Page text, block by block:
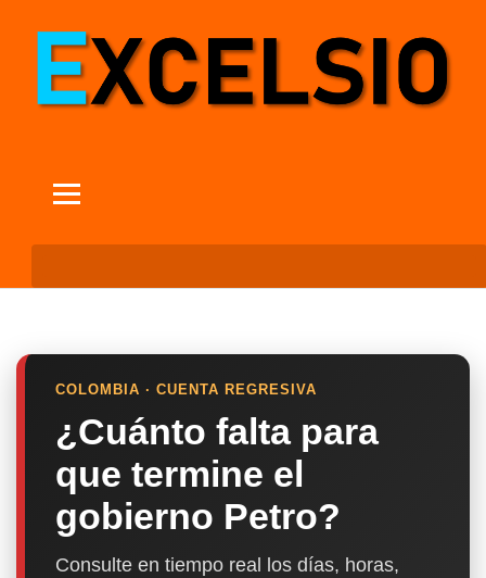
COLOMBIA · CUENTA REGRESIVA
¿Cuánto falta para
que termine el
gobierno Petro?
Consulte en tiempo real los días, horas,